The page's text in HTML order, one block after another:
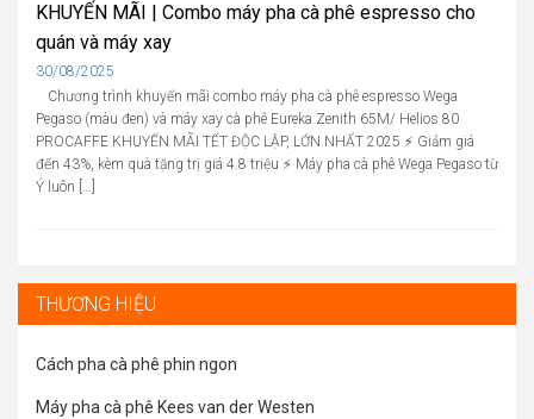
KHUYẾN MÃI | Combo máy pha cà phê espresso cho
quán và máy xay
Cập
nhật
30/08/2025
Chương trình khuyến mãi combo máy pha cà phê espresso Wega
Pegaso (màu đen) và máy xay cà phê Eureka Zenith 65M/ Helios 80
PROCAFFE KHUYẾN MÃI TẾT ĐỘC LẬP, LỚN NHẤT 2025 ⚡️ Giảm giá
đến 43%, kèm quà tặng trị giá 4.8 triệu ⚡️ Máy pha cà phê Wega Pegaso từ
Ý luôn […]
THƯƠNG HIỆU
Cách pha cà phê phin ngon
Máy pha cà phê Kees van der Westen